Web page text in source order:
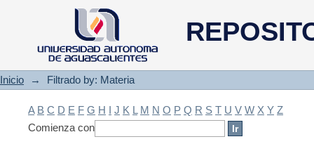
Filtrado by: Materia
Inicio → Filtrado by: Materia
A B C D E F G H I J K L M N O P Q R S T U V W X Y Z
Comienza con